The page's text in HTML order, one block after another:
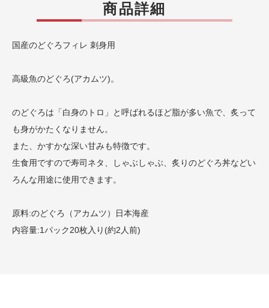
商品詳細
国産のどぐろフィレ 刺身用
高級魚のどぐろ(アカムツ)。
のどぐろは「白身のトロ」と呼ばれるほど脂が多い魚で、炙って
も身がかたくなりません。
また、かすかな深い甘みも特徴です。
生食用ですので寿司ネタ、しゃぶしゃぶ、炙りのどぐろ丼などい
ろんな用途に使用できます。
原料:のどぐろ（アカムツ）日本海産
内容量:1パック20枚入り(約2人前)